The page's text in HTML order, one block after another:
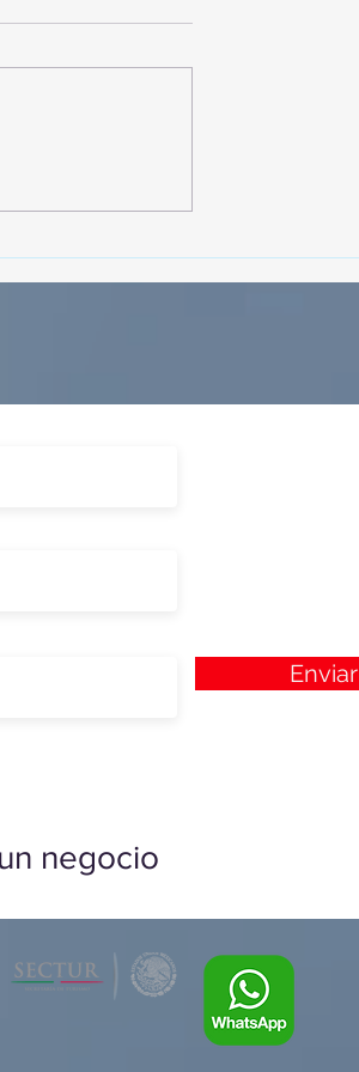
organizada por Nefertari
Enviar
negocio